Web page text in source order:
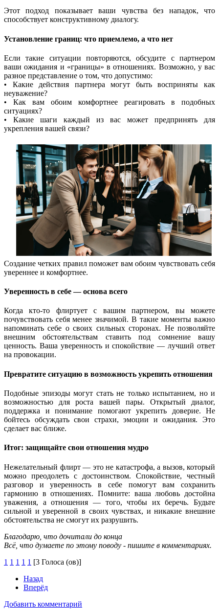
Этот подход показывает ваши чувства без нападок, что
способствует конструктивному диалогу.
Установление границ: что приемлемо, а что нет
Если такие ситуации повторяются, обсудите с партнером
ваши ожидания и «границы» в отношениях. Возможно, у вас
разное представление о том, что допустимо:
• Какие действия партнера могут быть восприняты как
неуважение?
• Как вам обоим комфортнее реагировать в подобных
ситуациях?
• Какие шаги каждый из вас может предпринять для
укрепления вашей связи?
Создание четких правил поможет вам обоим чувствовать себя
увереннее и комфортнее.
Уверенность в себе — основа всего
Когда кто-то флиртует с вашим партнером, вы можете
почувствовать себя менее значимой. В такие моменты важно
напоминать себе о своих сильных сторонах. Не позволяйте
внешним обстоятельствам ставить под сомнение вашу
ценность. Ваша уверенность и спокойствие — лучший ответ
на провокации.
Превратите ситуацию в возможность укрепить отношения
Подобные эпизоды могут стать не только испытанием, но и
возможностью для роста вашей пары. Открытый диалог,
поддержка и понимание помогают укрепить доверие. Не
бойтесь обсуждать свои страхи, эмоции и ожидания. Это
сделает вас ближе.
Итог: защищайте свои отношения мудро
Нежелательный флирт — это не катастрофа, а вызов, который
можно преодолеть с достоинством. Спокойствие, честный
разговор и уверенность в себе помогут вам сохранить
гармонию в отношениях. Помните: ваша любовь достойна
уважения, а отношения — того, чтобы их беречь. Будьте
сильной и уверенной в своих чувствах, и никакие внешние
обстоятельства не смогут их разрушить.
Благодарю, что дочитали до конца
Всё, что думаете по этому поводу - пишите в комментариях.
1 1 1 1 1 [3 Голоса (ов)]
Назад
Вперёд
Добавить комментарий